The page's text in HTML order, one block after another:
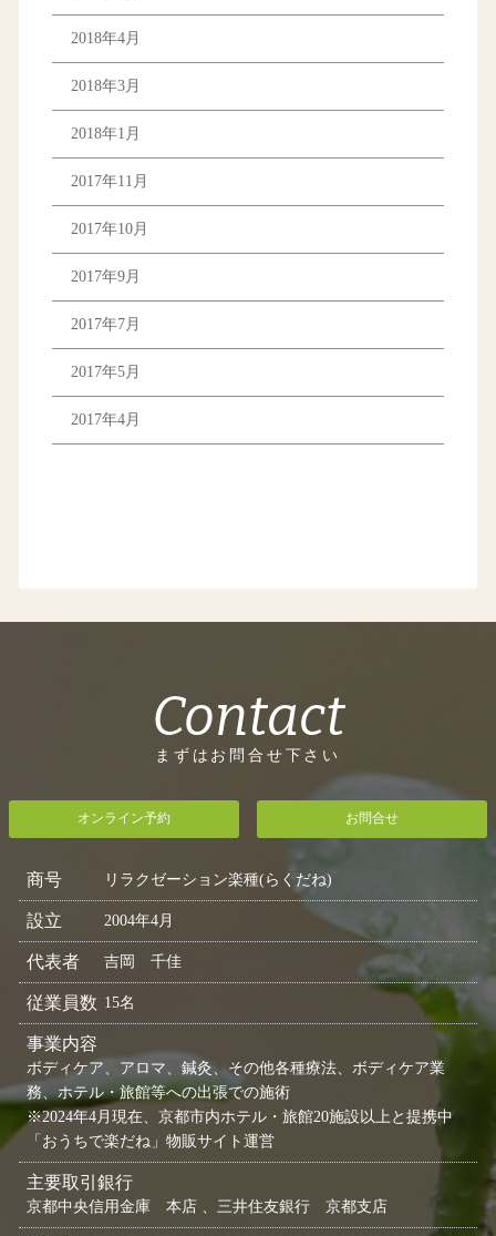
2018年4月
2018年3月
2018年1月
2017年11月
2017年10月
2017年9月
2017年7月
2017年5月
2017年4月
Contact
まずはお問合せ下さい
オンライン予約 お問合せ
商号 リラクゼーション楽種(らくだね)
設立 2004年4月
代表者 吉岡 千佳
従業員数 15名
事業内容
ボディケア、アロマ、鍼灸、その他各種療法、ボディケア業
務、ホテル・旅館等への出張での施術
※2024年4月現在、京都市内ホテル・旅館20施設以上と提携中
「おうちで楽だね」物販サイト運営
主要取引銀行
京都中央信用金庫 本店 、三井住友銀行 京都支店